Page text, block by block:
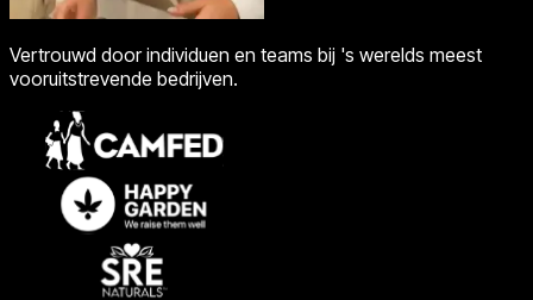
Vertrouwd door individuen en teams bij 's werelds meest
vooruitstrevende bedrijven.